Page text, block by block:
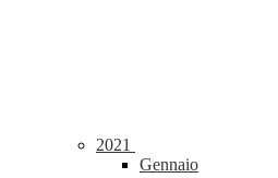
2021
Gennaio